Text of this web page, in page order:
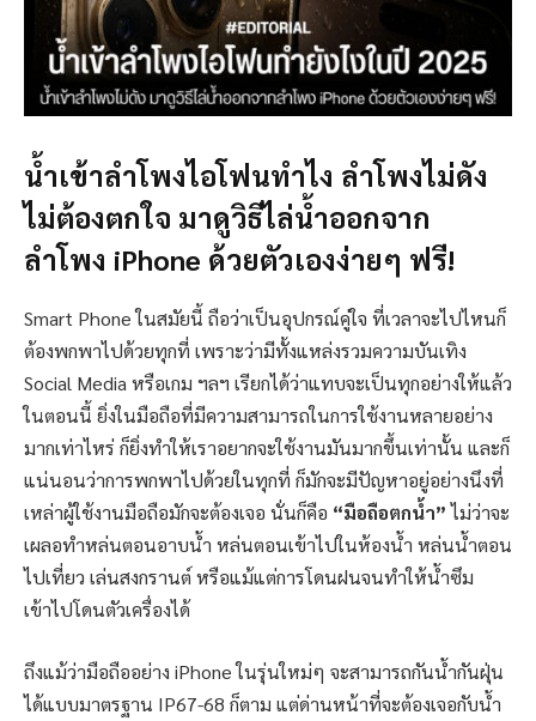
น้ำเข้าลำโพงไอโฟนทำไง ลำโพงไม่ดัง
ไม่ต้องตกใจ มาดูวิธีไล่น้ำออกจาก
ลำโพง iPhone ด้วยตัวเองง่ายๆ ฟรี!
Smart Phone ในสมัยนี้ ถือว่าเป็นอุปกรณ์คู่ใจ ที่เวลาจะไปไหนก็
ต้องพกพาไปด้วยทุกที่ เพราะว่ามีทั้งแหล่งรวมความบันเทิง
Social Media หรือเกม ฯลฯ เรียกได้ว่าแทบจะเป็นทุกอย่างให้แล้ว
ในตอนนี้ ยิ่งในมือถือที่มีความสามารถในการใช้งานหลายอย่าง
มากเท่าไหร่ ก็ยิ่งทำให้เราอยากจะใช้งานมันมากขึ้นเท่านั้น และก็
แน่นอนว่าการพกพาไปด้วยในทุกที่ ก็มักจะมีปัญหาอยู่อย่างนึงที่
เหล่าผู้ใช้งานมือถือมักจะต้องเจอ นั่นก็คือ “มือถือตกน้ำ”ไม่ว่าจะ
เผลอทำหล่นตอนอาบน้ำ หล่นตอนเข้าไปในห้องน้ำ หล่นน้ำตอน
ไปเที่ยว เล่นสงกรานต์ หรือแม้แต่การโดนฝนจนทำให้น้ำซึม
เข้าไปโดนตัวเครื่องได้
ถึงแม้ว่ามือถืออย่าง iPhone ในรุ่นใหม่ๆ จะสามารถกันน้ำกันฝุ่น
ได้แบบมาตรฐาน IP67-68 ก็ตาม แต่ด่านหน้าที่จะต้องเจอกับน้ำ